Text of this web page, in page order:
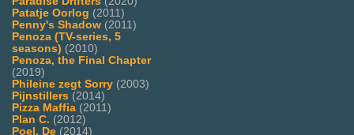
Patatje Oorlog (2011)
Penny's Shadow (2011)
Penoza (TV-series, 5
seasons) (2010)
Penoza, the Final Chapter
(2019)
Phileine zegt Sorry (2003)
Pijnstillers (2014)
Pizza Maffia (2011)
Plan C. (2012)
Poel, De (2014)